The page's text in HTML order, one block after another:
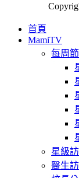
首頁
MamiTV
每周
星級
醫生